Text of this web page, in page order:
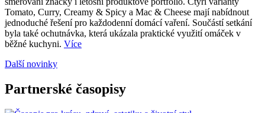
Tomato, Curry, Creamy & Spicy a Mac & Cheese mají nabídnout
jednoduché řešení pro každodenní domácí vaření. Součástí setkání
byla také ochutnávka, která ukázala praktické využití omáček v
běžné kuchyni. Více
Další novinky
Partnerské časopisy